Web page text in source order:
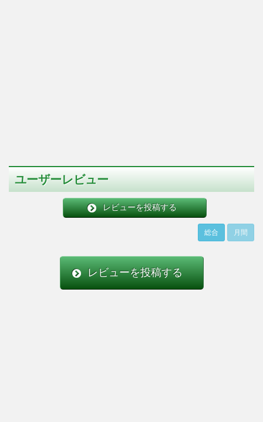
ユーザーレビュー
レビューを投稿する
総合 月間
レビューを投稿する